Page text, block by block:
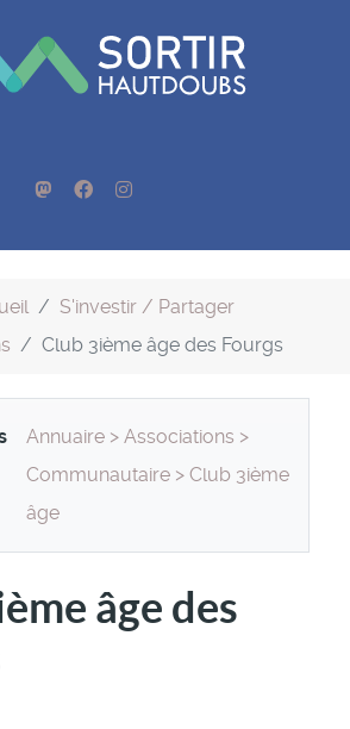
S'investir / Partager
Club 3ième âge des Fourgs
Annuaire > Associations >
Communautaire > Club 3ième
âge
âge des